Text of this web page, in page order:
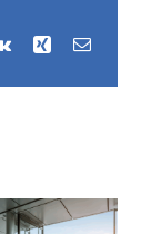
Vk Xing Correo